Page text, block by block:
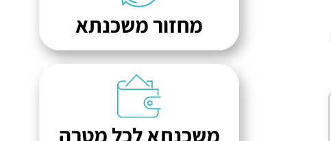
מחזור משכנתא
משכנתא לכל מטרה